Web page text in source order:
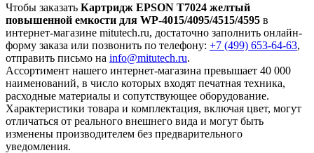
Чтобы заказать Картридж EPSON T7024 желтый
повышенной емкости для WP-4015/4095/4515/4595 в
интернет-магазине mitutech.ru, достаточно заполнить онлайн-
форму заказа или позвонить по телефону: +7 (499) 653-64-63,
отправить письмо на info@mitutech.ru.
Ассортимент нашего интернет-магазина превышает 40 000
наименований, в число которых входят печатная техника,
расходные материалы и сопутствующее оборудование.
Характеристики товара и комплектация, включая цвет, могут
отличаться от реального внешнего вида и могут быть
изменены производителем без предварительного
уведомления.